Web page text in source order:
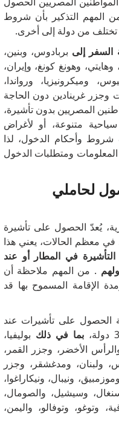
المهم التذكير بأن شروط
تختلف من دولة إلى أخرى.
السفر إلى بربادوس، وبنين،
وهايتي، وهونغ كونغ، وإيران،
وميكرونيزيا، ورواندا،
غرينادين دون الحاجة
المصريين بدون تأشيرة،
متنوعة، أو لأغراض
شروط وأحكام الدخول، لذا
ومتطلبات الدخول
لحاملي
يُعدّ الحصول على تأشيرة
في معظم الحالات، يعني هذا
في المطار أو عند
. من المهم ملاحظة أن
الإقامة المسموح بها قد
الحصول على تأشيرات عند
بما في ذلك بوليفيا،
الأخضر، وجزر القمر،
ولبنان، ومدغشقر، وجزر
ونيبال، ونيكاراغوا،
وسيشيل، والصومال،
وتوغو، وتوفالو، واليمن،